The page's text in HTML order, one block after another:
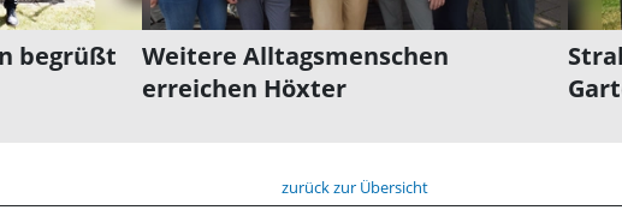
begrüßt
Weitere Alltagsmenschen
erreichen Höxter
zurück zur Übersicht